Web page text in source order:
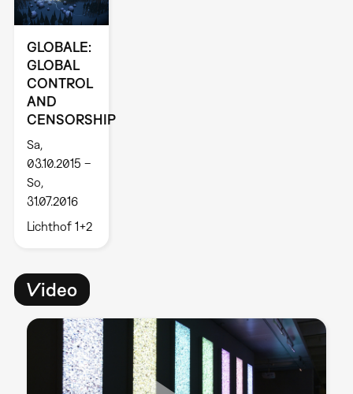
GLOBALE:
GLOBAL
CONTROL
AND
CENSORSHIP
Sa,
03.10.2015 –
So,
31.07.2016
Lichthof 1+2
Video